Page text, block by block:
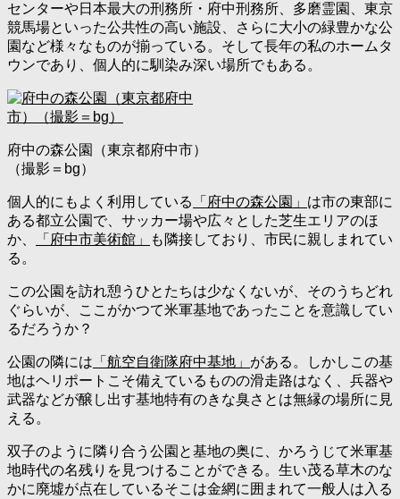
センターや日本最大の刑務所・府中刑務所、多磨霊園、東京
競馬場といった公共性の高い施設、さらに大小の緑豊かな公
園など様々なものが揃っている。そして長年の私のホームタ
ウンであり、個人的に馴染み深い場所でもある。
府中の森公園（東京都府中市）
（撮影＝bg）
個人的にもよく利用している 「府中の森公園」 は市の東部に
ある都立公園で、サッカー場や広々とした芝生エリアのほ
か、
「府中市美術館」
も隣接しており、市民に親しまれてい
る。
この公園を訪れ憩うひとたちは少なくないが、そのうちどれ
ぐらいが、ここがかつて米軍基地であったことを意識してい
るだろうか？
公園の隣には 「航空自衛隊府中基地」 がある。しかしこの基
地はヘリポートこそ備えているものの滑走路はなく、兵器や
武器などが醸し出す基地特有のきな臭さとは無縁の場所に見
える。
双子のように隣り合う公園と基地の奥に、かろうじて米軍基
地時代の名残りを見つけることができる。生い茂る草木のな
かに廃墟が点在しているそこは金網に囲まれて一般人は入る